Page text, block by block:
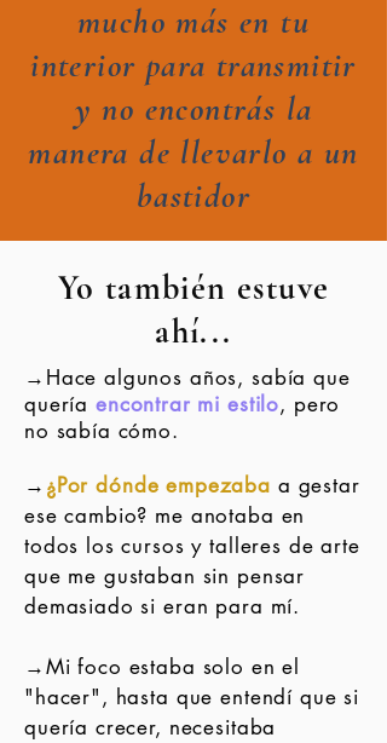
mucho más en tu
interior para transmitir
y no encontrás la
manera de llevarlo a un
bastidor
Yo también estuve
ahí...
→Hace algunos años, sabía que
quería encontrar mi estilo, pero
no sabía cómo.
→ ¿Por dónde empezaba a gestar
ese cambio? me anotaba en
todos los cursos y talleres de arte
que me gustaban sin pensar
demasiado si eran para mí.
→Mi foco estaba solo en el
"hacer", hasta que entendí que si
quería crecer, necesitaba